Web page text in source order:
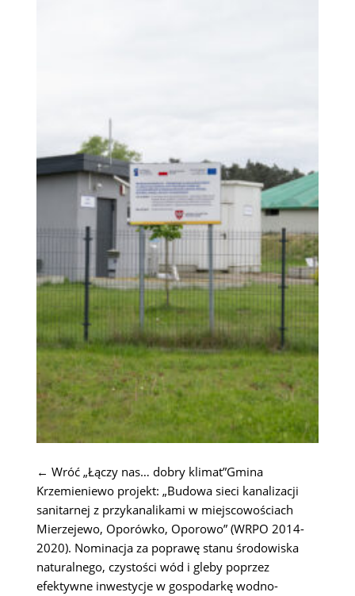
← Wróć „Łączy nas… dobry klimat”Gmina
Krzemieniewo projekt: „Budowa sieci kanalizacji
sanitarnej z przykanalikami w miejscowościach
Mierzejewo, Oporówko, Oporowo” (WRPO 2014-
2020). Nominacja za poprawę stanu środowiska
naturalnego, czystości wód i gleby poprzez
efektywne inwestycje w gospodarkę wodno-